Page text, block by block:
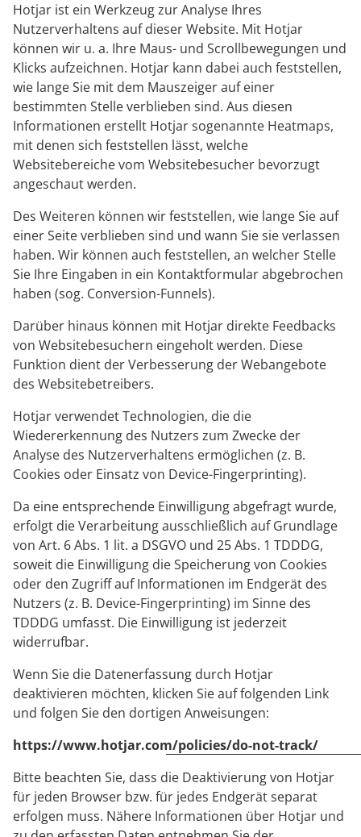
Hotjar ist ein Werkzeug zur Analyse Ihres
Nutzerverhaltens auf dieser Website. Mit Hotjar
können wir u. a. Ihre Maus- und Scrollbewegungen und
Klicks aufzeichnen. Hotjar kann dabei auch feststellen,
wie lange Sie mit dem Mauszeiger auf einer
bestimmten Stelle verblieben sind. Aus diesen
Informationen erstellt Hotjar sogenannte Heatmaps,
mit denen sich feststellen lässt, welche
Websitebereiche vom Websitebesucher bevorzugt
angeschaut werden.
Des Weiteren können wir feststellen, wie lange Sie auf
einer Seite verblieben sind und wann Sie sie verlassen
haben. Wir können auch feststellen, an welcher Stelle
Sie Ihre Eingaben in ein Kontaktformular abgebrochen
haben (sog. Conversion-Funnels).
Darüber hinaus können mit Hotjar direkte Feedbacks
von Websitebesuchern eingeholt werden. Diese
Funktion dient der Verbesserung der Webangebote
des Websitebetreibers.
Hotjar verwendet Technologien, die die
Wiedererkennung des Nutzers zum Zwecke der
Analyse des Nutzerverhaltens ermöglichen (z. B.
Cookies oder Einsatz von Device-Fingerprinting).
Da eine entsprechende Einwilligung abgefragt wurde,
erfolgt die Verarbeitung ausschließlich auf Grundlage
von Art. 6 Abs. 1 lit. a DSGVO und 25 Abs. 1 TDDDG,
soweit die Einwilligung die Speicherung von Cookies
oder den Zugriff auf Informationen im Endgerät des
Nutzers (z. B. Device-Fingerprinting) im Sinne des
TDDDG umfasst. Die Einwilligung ist jederzeit
widerrufbar.
Wenn Sie die Datenerfassung durch Hotjar
deaktivieren möchten, klicken Sie auf folgenden Link
und folgen Sie den dortigen Anweisungen:
https://www.hotjar.com/policies/do-not-track/
Bitte beachten Sie, dass die Deaktivierung von Hotjar
für jeden Browser bzw. für jedes Endgerät separat
erfolgen muss. Nähere Informationen über Hotjar und